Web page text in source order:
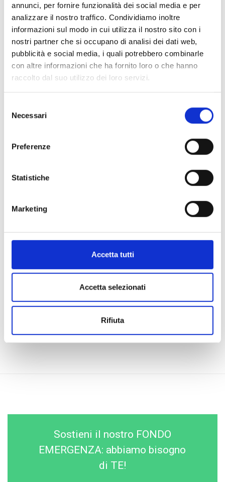
annunci, per fornire funzionalità dei social media e per
analizzare il nostro traffico. Condividiamo inoltre
informazioni sul modo in cui utilizza il nostro sito con i
nostri partner che si occupano di analisi dei dati web,
pubblicità e social media, i quali potrebbero combinarle
con altre informazioni che ha fornito loro o che hanno
raccolto dal suo utilizzo dei loro servizi.
delNecessari
Preferenze
Statistiche
Marketing
Accetta tutti
Accetta selezionati
Rifiuta
aumentati con la proliferazione dei gruppi armati,
accentuando i rischi di protezione - di cui, tra le vittime più
coinvolte, troviamo i bambini.
La situazione dell'educazione è preoccupante anche a
Basse-Kotto, dove la percentuale di genitori insegnanti
i bonus previsti, oltre a lavorare in totale indigenza.
COOPI ha una lunga esperienza nel settore dell'educazione
dalla presenza di molti rifugiati, gli interventi di COOPI
hanno puntato a creare programmi educativi specifici per i
ha colpito duramente il paese, COOPI ha sostenuto la
costruzione e la riabilitazione di scuole, in particolare nelle
di bambini associati alle forze armate o a gruppi, bambini
non accompagnati e bambini che vivono da soli. Tutte
queste attività sono accompagnate da un sostegno
psicosociale continuo per i bambini e i giovani destinatari
Sostieni il nostro FONDO
EMERGENZA: abbiamo bisogno
di TE!